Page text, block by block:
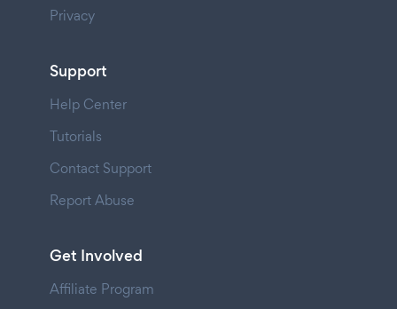
Privacy
Support
Help Center
Tutorials
Contact Support
Report Abuse
Get Involved
Affiliate Program